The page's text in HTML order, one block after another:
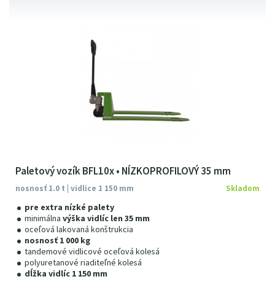
Paletový vozík BFL10x • NÍZKOPROFILOVÝ 35 mm
nosnosť 1.0 t | vidlice 1 150 mm
pre extra nízké palety
minimálna výška vidlíc len 35 mm
oceľová lakovaná konštrukcia
nosnosť 1 000 kg
tandemové vidlicové oceľová kolesá
polyuretanové riaditeľné kolesá
dĺžka vidlíc 1 150 mm
Skladom